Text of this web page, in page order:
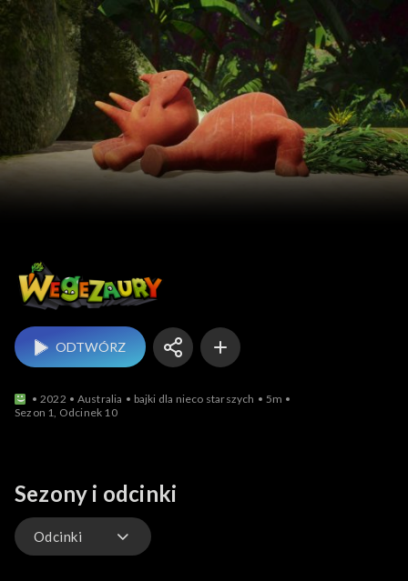
Wegezaury
ODTWÓRZ
2022 Australia bajki dla nieco starszych
5m
Sezon 1, Odcinek 10
Sezony i odcinki
Odcinki